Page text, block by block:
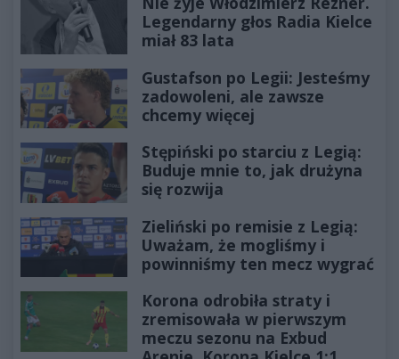
Legendarny głos Radia Kielce
miał 83 lata
Gustafson po Legii: Jesteśmy
zadowoleni, ale zawsze
chcemy więcej
Stępiński po starciu z Legią:
Buduje mnie to, jak drużyna
się rozwija
Zieliński po remisie z Legią:
Uważam, że mogliśmy i
powinniśmy ten mecz wygrać
Korona odrobiła straty i
zremisowała w pierwszym
meczu sezonu na Exbud